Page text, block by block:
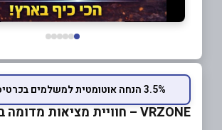
3.5% הנחה אוטומטית למשלמים בכרטיס המועדון
VRZONE – חוויית מציאות מדומה ברמה אחרת